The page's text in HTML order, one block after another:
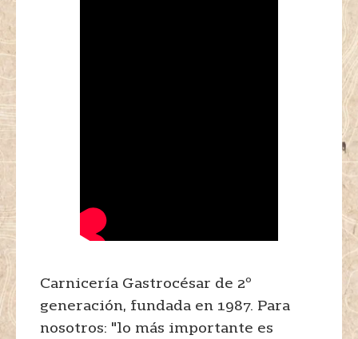
Carnicería Gastrocésar de 2º
generación, fundada en 1987. Para
nosotros: "lo más importante es